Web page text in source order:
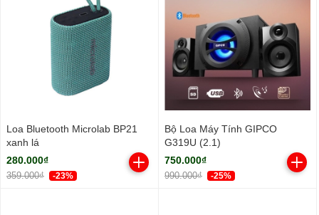
Loa Bluetooth Microlab BP21
xanh lá
280.000₫
359.000₫ -23%
Bộ Loa Máy Tính GIPCO
G319U (2.1)
750.000₫
990.000₫ -25%